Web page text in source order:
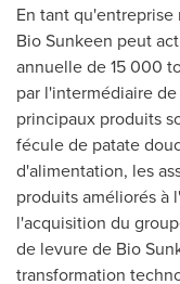
En tant
Bio Sunkeen peut
annuelle de 15 000
par l'intermédiaire
principaux produits
fécule de patate
d'alimentation, les
produits améliorés à
l'acquisition du
de levure de Bio
transformation